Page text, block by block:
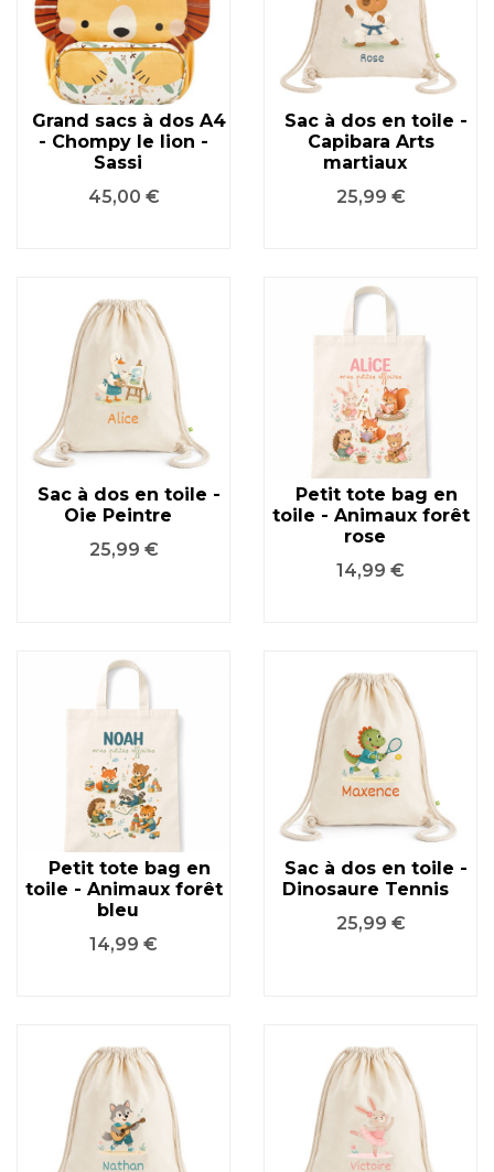
Grand sacs à dos A4
- Chompy le lion -
Sassi
Prix
45,00 €
Sac à dos en toile -
Capibara Arts
martiaux
Prix
25,99 €
Sac à dos en toile -
Oie Peintre
Prix
25,99 €
Petit tote bag en
toile - Animaux forêt
rose
Prix
14,99 €
Petit tote bag en
toile - Animaux forêt
bleu
Prix
14,99 €
Sac à dos en toile -
Dinosaure Tennis
Prix
25,99 €